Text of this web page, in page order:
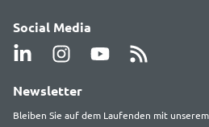
Social Media
Newsletter
Bleiben Sie auf dem Laufenden mit